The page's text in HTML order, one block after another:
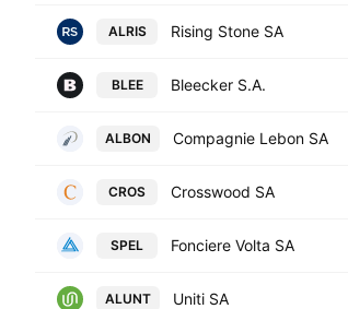
ALRIS Rising Stone SA
BLEE Bleecker S.A.
ALBON Compagnie Lebon SA
CROS Crosswood SA
SPEL Fonciere Volta SA
ALUNT Uniti SA